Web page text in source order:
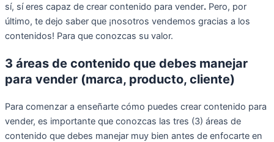
sí, sí eres capaz de crear contenido para vender. Pero, por
último, te dejo saber que ¡nosotros vendemos gracias a los
contenidos! Para que conozcas su valor.
3 áreas de contenido que debes manejar
para vender (marca, producto, cliente)
Para comenzar a enseñarte cómo puedes crear contenido para
vender, es importante que conozcas las tres (3) áreas de
contenido que debes manejar muy bien antes de enfocarte en